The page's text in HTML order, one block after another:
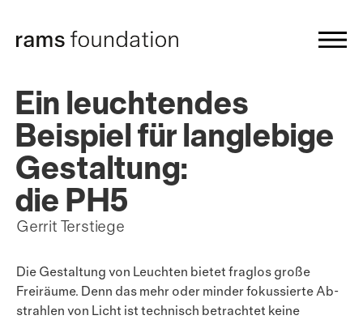
Ein leuchtendes
Beispiel für langlebige
Gestaltung:
die PH5
Gerrit Terstiege
Die Gestaltung von Leuchten bietet fraglos große
Freiräume. Denn das mehr oder minder fokussierte Ab­
strahlen von Licht ist technisch betrachtet keine